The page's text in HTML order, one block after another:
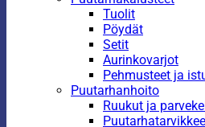
Tuolit
Pöydät
Setit
Aurinkovarjot
Pehmusteet ja
Puutarhanhoito
Ruukut ja